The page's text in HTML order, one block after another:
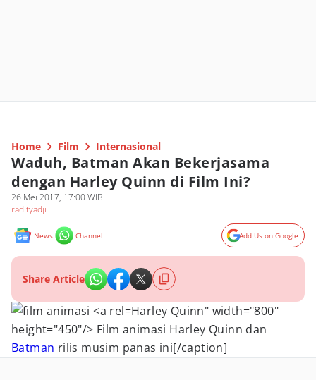
Home Film Internasional
Waduh, Batman Akan Bekerjasama
dengan Harley Quinn di Film Ini?
26 Mei 2017, 17:00 WIB
radityadji
News Channel Add Us on Google
Share Article
Harley Quinn" width="800"
height="450"/> Film animasi Harley Quinn dan
Batman rilis musim panas ini[/caption]